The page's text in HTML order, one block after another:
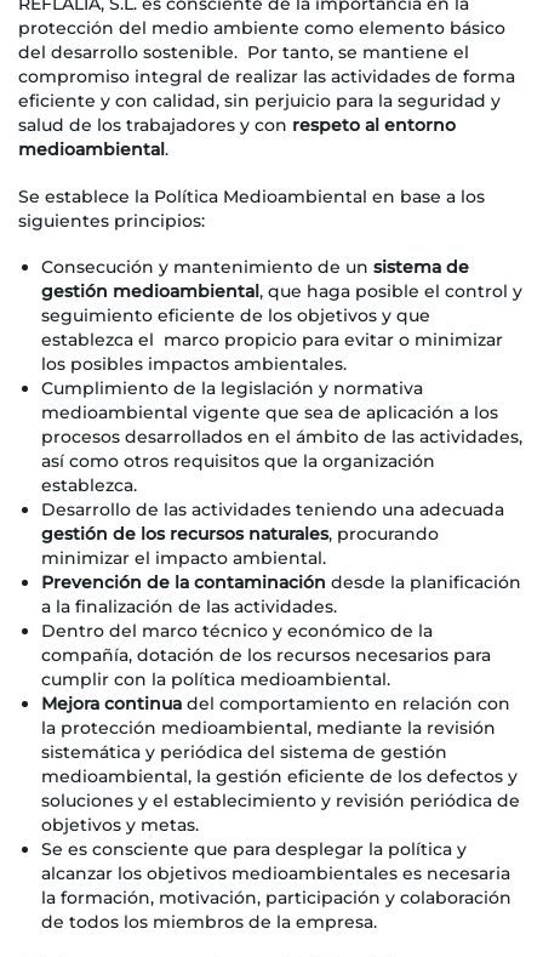
protección del medio ambiente como elemento básico
del desarrollo sostenible. Por tanto, se mantiene el
compromiso integral de realizar las actividades de forma
eficiente y con calidad, sin perjuicio para la seguridad y
salud de los trabajadores y con respeto al entorno
medioambiental.
Se establece la Política Medioambiental en base a los
siguientes principios:
Consecución y mantenimiento de un sistema de
gestión medioambiental , que haga posible el control y
seguimiento eficiente de los objetivos y que
establezca el marco propicio para evitar o minimizar
los posibles impactos ambientales.
Cumplimiento de la legislación y normativa
medioambiental vigente que sea de aplicación a los
procesos desarrollados en el ámbito de las actividades,
así como otros requisitos que la organización
establezca.
Desarrollo de las actividades teniendo una adecuada
gestión de los recursos naturales, procurando
minimizar el impacto ambiental.
Prevención de la contaminación desde la planificación
a la finalización de las actividades.
Dentro del marco técnico y económico de la
compañía, dotación de los recursos necesarios para
cumplir con la política medioambiental.
Mejora continuadel comportamiento en relación con
la protección medioambiental, mediante la revisión
sistemática y periódica del sistema de gestión
medioambiental, la gestión eficiente de los defectos y
soluciones y el establecimiento y revisión periódica de
objetivos y metas.
Se es consciente que para desplegar la política y
alcanzar los objetivos medioambientales es necesaria
la formación, motivación, participación y colaboración
de todos los miembros de la empresa.